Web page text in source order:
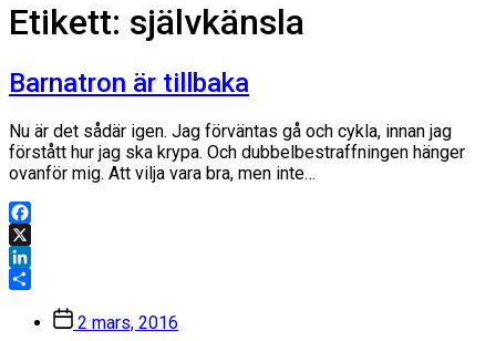
Etikett: självkänsla
Barnatron är tillbaka
Nu är det sådär igen. Jag förväntas gå och cykla, innan jag
förstått hur jag ska krypa. Och dubbelbestraffningen hänger
ovanför mig. Att vilja vara bra, men inte…
Facebook
X
LinkedIn
Inläggsdatum
2 mars, 2016